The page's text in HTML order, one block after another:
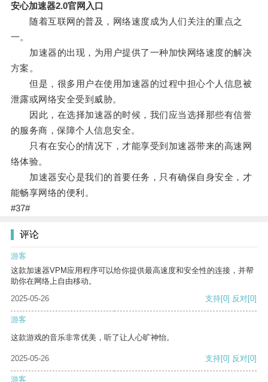
安心加速器2.0官网入口
随着互联网的普及，网络速度成为人们关注的重点之
一。
加速器的出现，为用户提供了一种加快网络速度的解决
方案。
但是，很多用户在使用加速器的过程中担心个人信息被
泄露或网络安全受到威胁。
因此，在选择加速器的时候，我们应当选择那些有信誉
的服务商，保障个人信息安全。
只有在安心的情况下，才能享受到加速器带来的高速网
络体验。
加速器安心是我们的首要任务，只有确保自身安全，才
能畅享网络的便利。
#37#
评论
游客
这款加速器VPM应用程序可以给你提供最高速度和安全性的连接，并帮
助你在网络上自由移动。
2025-05-26
支持[0] 反对[0]
游客
这款游戏的音乐非常优美，听了让人心旷神怡。
2025-05-26 支持[0] 反对[0]
游客